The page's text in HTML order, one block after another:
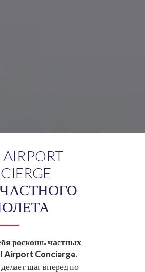
AIRPORT
роскошь частных
Airport Concierge.
шаг вперед по